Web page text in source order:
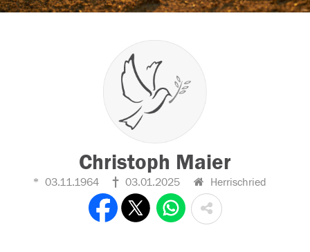
Christoph Maier
03.11.1964 03.01.2025 Herrischried